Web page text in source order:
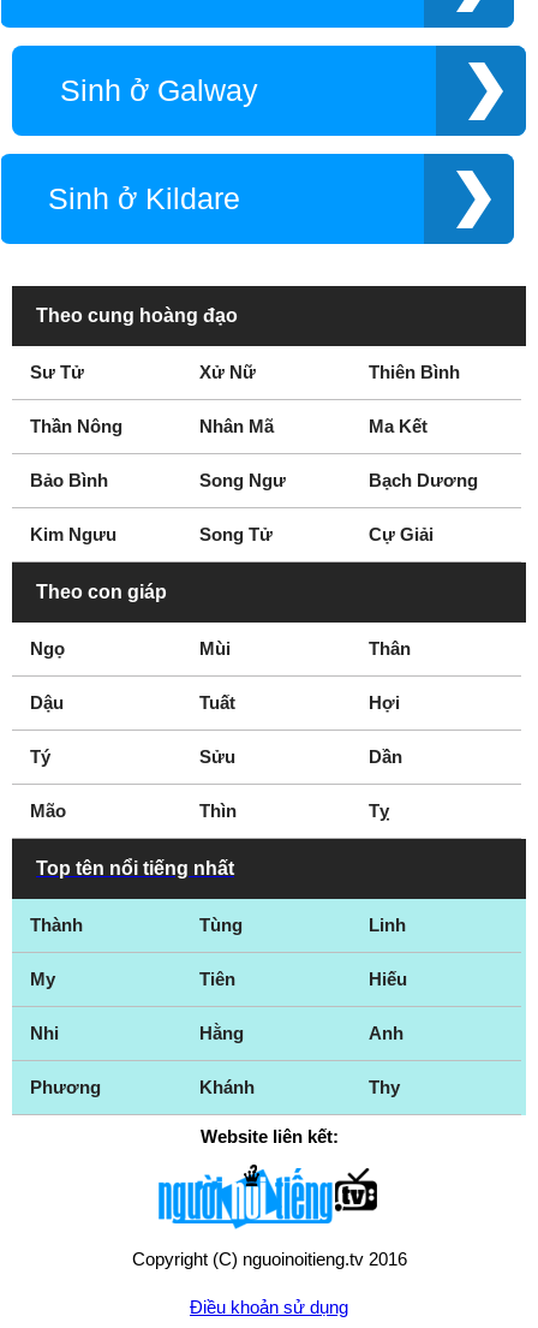
Sinh ở Galway
Sinh ở Kildare
Theo cung hoàng đạo
Sư Tử Xử Nữ Thiên Bình
Thần Nông Nhân Mã Ma Kết
Bảo Bình Song Ngư Bạch Dương
Kim Ngưu Song Tử Cự Giải
Theo con giáp
Ngọ Mùi Thân
Dậu Tuất Hợi
Tý Sửu Dần
Mão Thìn Tỵ
Top tên nổi tiếng nhất
Thành Tùng Linh
My Tiên Hiếu
Nhi Hằng Anh
Phương Khánh Thy
Website liên kết:
Copyright (C) nguoinoitieng.tv 2016
Điều khoản sử dụng